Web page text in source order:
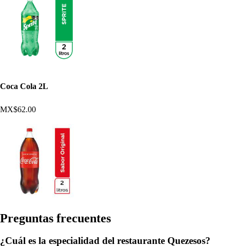
Coca Cola 2L
MX$62.00
Preguntas frecuentes
¿Cuál es la especialidad del restaurante Quezesos?